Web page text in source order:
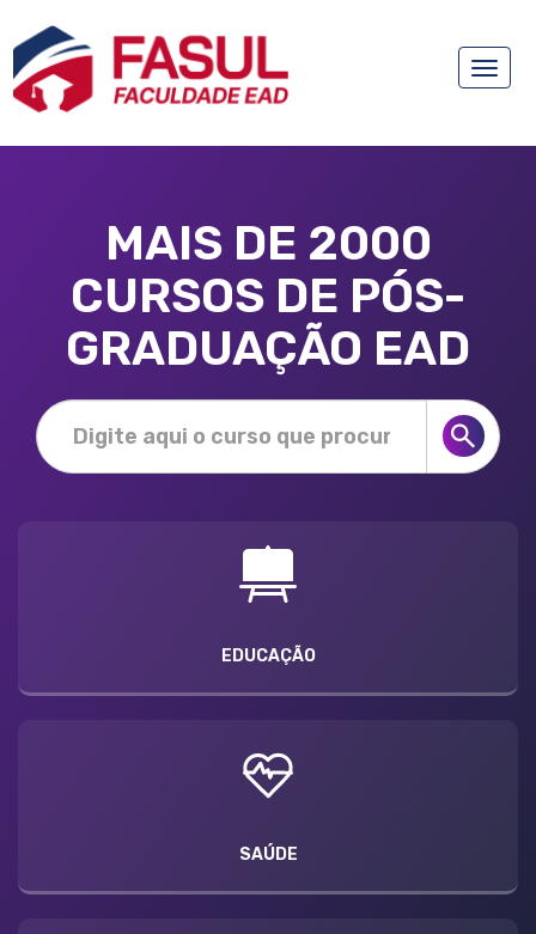
Toggle
MAIS DE 2000
CURSOS DE PÓS-
GRADUAÇÃO EAD
EDUCAÇÃO
SAÚDE